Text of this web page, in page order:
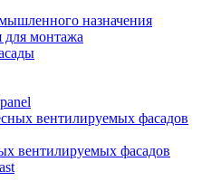
назначения
для монтажа
вентилируемых фасадов
вентилируемых фасадов